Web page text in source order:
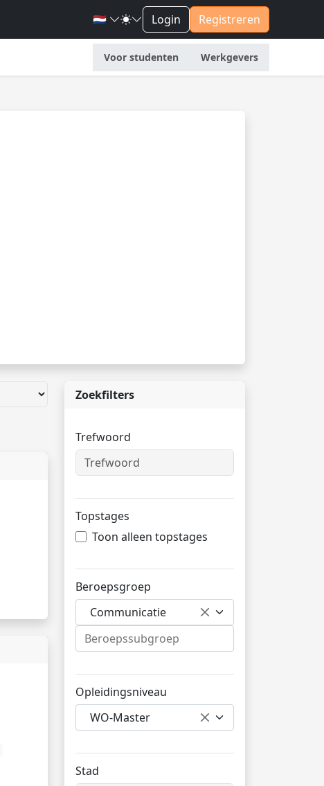
🇳🇱 Login Registreren
Voor studenten Werkgevers
Zoekfilters
Trefwoord
Topstages
Toon alleen topstages
Beroepsgroep
Communicatie
Opleidingsniveau
WO-Master
Stad